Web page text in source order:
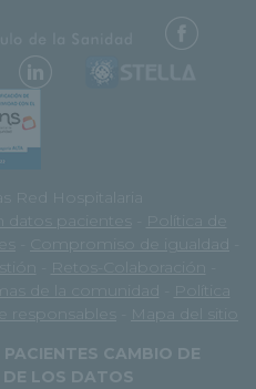
Red Hospitalaria
datos pacientes
Política de
Compromiso de igualdad
Retos-Colaboración
de la comunidad
Política
responsables
Mapa del sitio
CAMBIO DE
LOS DATOS